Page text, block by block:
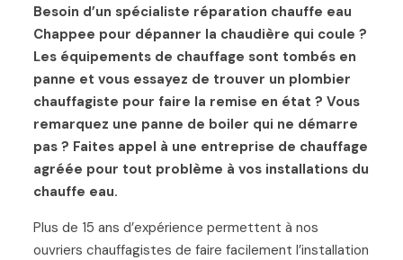
Besoin d’un spécialiste réparation chauffe eau
Chappee pour dépanner la chaudière qui coule ?
Les équipements de chauffage sont tombés en
panne et vous essayez de trouver un plombier
chauffagiste pour faire la remise en état ? Vous
remarquez une panne de boiler qui ne démarre
pas ? Faites appel à une entreprise de chauffage
agréée pour tout problème à vos installations du
chauffe eau.
Plus de 15 ans d’expérience permettent à nos
ouvriers chauffagistes de faire facilement l’installation